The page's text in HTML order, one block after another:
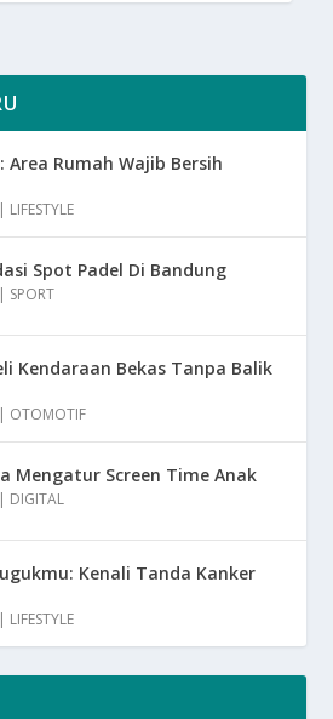
Area Rumah Wajib Bersih
| LIFESTYLE
Spot Padel Di Bandung
| SPORT
Kendaraan Bekas Tanpa Balik
| OTOMOTIF
Mengatur Screen Time Anak
| DIGITAL
Kenali Tanda Kanker
| LIFESTYLE